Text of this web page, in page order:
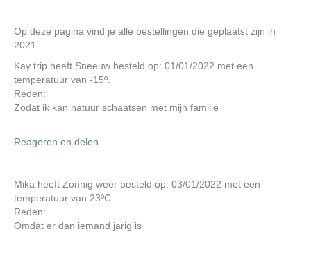
Op deze pagina vind je alle bestellingen die geplaatst zijn in
2021.
Kay trip heeft Sneeuw besteld op: 01/01/2022 met een
temperatuur van -15º.
Reden:
Zodat ik kan natuur schaatsen met mijn familie
Reageren en delen
Mika heeft Zonnig weer besteld op: 03/01/2022 met een
temperatuur van 23ºC.
Reden:
Omdat er dan iemand jarig is